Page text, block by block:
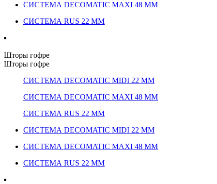
СИСТЕМА DECOMATIC MAXI 48 ММ
СИСТЕМА RUS 22 ММ
Шторы гофре
Шторы гофре
СИСТЕМА DECOMATIC MIDI 22 ММ
СИСТЕМА DECOMATIC MAXI 48 ММ
СИСТЕМА RUS 22 ММ
СИСТЕМА DECOMATIC MIDI 22 ММ
СИСТЕМА DECOMATIC MAXI 48 ММ
СИСТЕМА RUS 22 ММ